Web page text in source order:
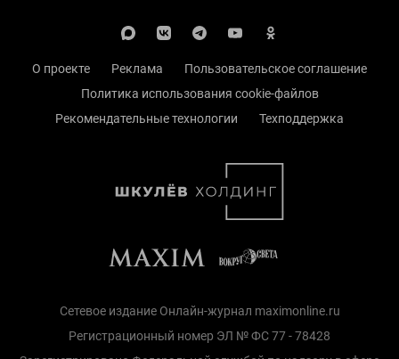
О проекте Реклама
Пользовательское соглашение
Политика использования cookie-файлов
Рекомендательные технологии
Техподдержка
Сетевое издание Онлайн-журнал maximonline.ru
Регистрационный номер ЭЛ № ФС 77 - 78428